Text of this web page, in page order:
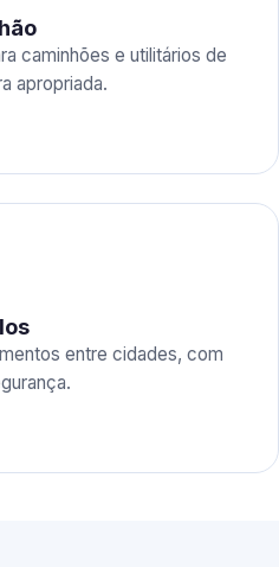
caminhões e utilitários de
apropriada.
entre cidades, com